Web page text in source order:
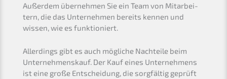
Außer­dem überneh­men Sie ein Team von Mitar­bei­
tern, die das Unter­neh­men bereits kennen und
wissen, wie es funktioniert.
Aller­dings gibt es auch mögli­che Nachtei­le beim
Unter­nehmens­kauf. Der Kauf eines Unter­neh­mens
ist eine große Entschei­dung, die sorgfäl­tig geprüft